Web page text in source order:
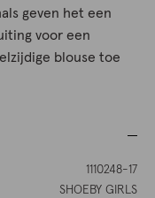
geven het een
voor een
blouse toe
1110248-17
SHOEBY GIRLS